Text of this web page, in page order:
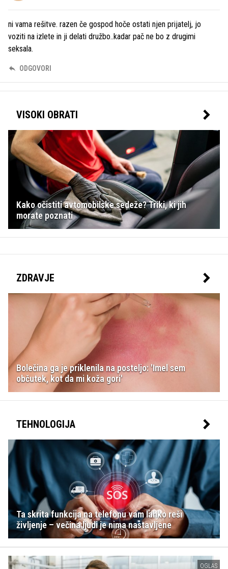
ni vama rešitve. razen če gospod hoče ostati njen prijatelj, jo
voziti na izlete in ji delati družbo..kadar pač ne bo z drugimi
seksala.
ODGOVORI
VISOKI OBRATI
Kako očistiti avtomobilske sedeže? Triki, ki jih
morate poznati
ZDRAVJE
Bolečina ga je priklenila na posteljo: 'Imel sem
občutek, kot da mi koža gori'
TEHNOLOGIJA
Ta skrita funkcija na telefonu vam lahko reši
življenje – večina ljudi je nima nastavljene
OGLAS